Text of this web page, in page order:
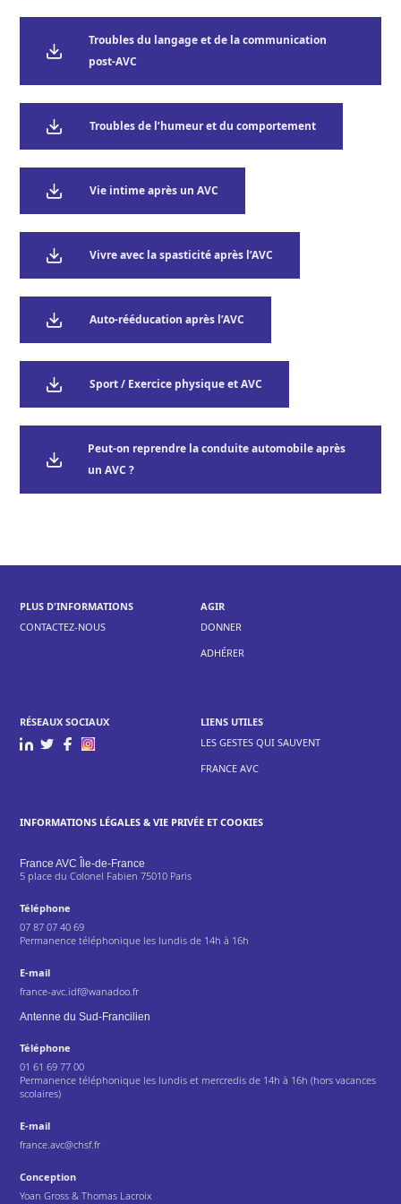
réadaptation (SSR)
Évaluations pluridisciplinaires à distance
de l’AVC
Structures de soins de longue durée
(SLD) et structures médico-sociales
Les aides financières
La reprise du travail et les aides à
l’insertion professionnelle
La reprise de la conduite automobile
La reprise des activités
Le Bus AVC parcourt l’Île de France
AVCm2
Concerts France AVC
Actions avec les pharmaciens
Troubles du langage et de la communication
post-AVC
Troubles de l’humeur et du comportement
Vie intime après un AVC
Vivre avec la spasticité après l’AVC
Auto-rééducation après l’AVC
Sport / Exercice physique et AVC
Peut-on reprendre la conduite automobile après
un AVC ?
PLUS D'INFORMATIONS
CONTACTEZ-NOUS
AGIR
DONNER
ADHÉRER
RÉSEAUX SOCIAUX
LIENS UTILES
LES GESTES QUI SAUVENT
FRANCE AVC
INFORMATIONS LÉGALES & VIE PRIVÉE ET COOKIES
France AVC Île-de-France
5 place du Colonel Fabien 75010 Paris
Téléphone
07 87 07 40 69
Permanence téléphonique les lundis de 14h à 16h
E-mail
france-avc.idf@wanadoo.fr
Antenne du Sud-Francilien
Téléphone
01 61 69 77 00
Permanence téléphonique les lundis et mercredis de 14h à 16h (hors vacances
scolaires)
E-mail
france.avc@chsf.fr
Conception
Yoan Gross & Thomas Lacroix